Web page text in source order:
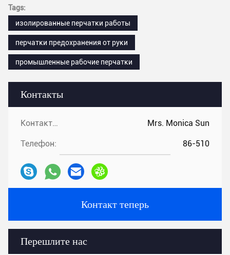
Контакты
Контакты: Mrs. Monica Sun
Телефон: 86-510
Контакт теперь
Перешлите нас
Tags:
изолированные перчатки работы
перчатки предохранения от руки
промышленные рабочие перчатки